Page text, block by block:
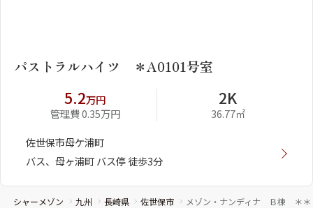
パストラルハイツ ＊A0101号室
5.2万円
管理費 0.35万円
2K
36.77㎡
佐世保市母ケ浦町
バス、母ヶ浦町 バス停 徒歩3分
シャーメゾン 九州 長崎県 佐世保市 メゾン・ナンディナ Ｂ棟 ＊＊